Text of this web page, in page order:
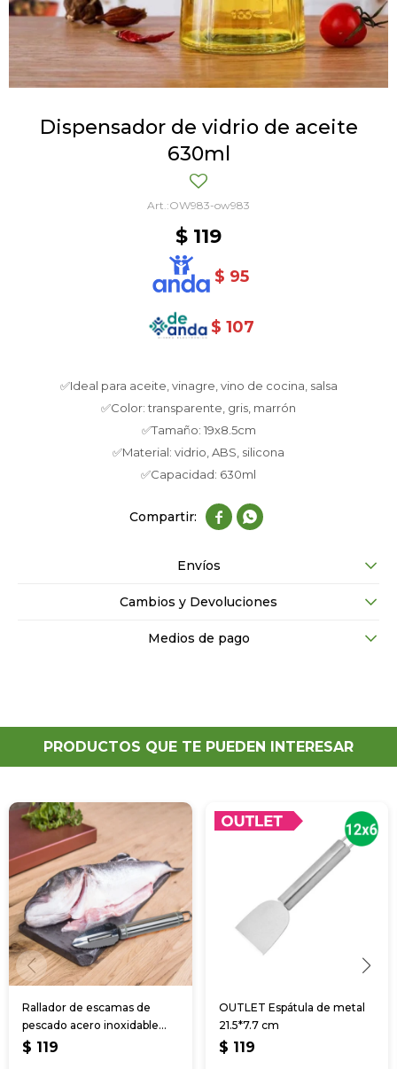
Dispensador de vidrio de aceite
630ml
OW983-ow983
$ 119
$ 95
$ 107
✅Ideal para aceite, vinagre, vino de cocina, salsa
✅Color: transparente, gris, marrón
✅Tamaño: 19x8.5cm
✅Material: vidrio, ABS, silicona
✅Capacidad: 630ml
 
Envíos
Cambios y Devoluciones
Medios de pago
PRODUCTOS QUE TE PUEDEN INTERESAR
Rallador de escamas de
pescado acero inoxidable
20cm
$ 119
OUTLET Espátula de metal
21.5*7.7 cm
$ 119